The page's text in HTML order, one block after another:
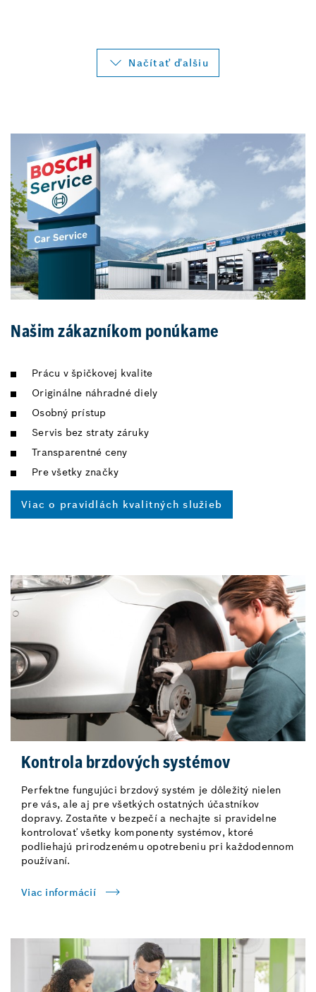
Načítať ďalšiu
Našim zákazníkom ponúkame
Prácu v špičkovej kvalite
Originálne náhradné diely
Osobný prístup
Servis bez straty záruky
Transparentné ceny
Pre všetky značky
Viac o pravidlách kvalitných služieb
Kontrola brzdových systémov
Perfektne fungujúci brzdový systém je dôležitý nielen
pre vás, ale aj pre všetkých ostatných účastníkov
dopravy. Zostaňte v bezpečí a nechajte si pravidelne
kontrolovať všetky komponenty systémov, ktoré
podliehajú prirodzenému opotrebeniu pri každodennom
používaní.
Viac informácií